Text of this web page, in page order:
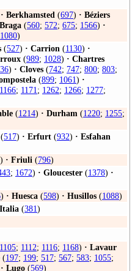
· Berkhamsted (697) · Béziers
Braga (560; 572; 675; 1566) ·
1080)
(527) · Carrion (1130) ·
(989; 1028) · Chartres
) · Cloves (742; 747; 800; 803;
(899; 1061) ·
1166; 1171; 1262; 1266; 1277;
(1214) · Durham (1220; 1255;
(517) · Erfurt (932) · Esfahan
) · Friuli (796)
; 1672) · Gloucester (1378) ·
) · Huesca (598) · Husillos (1088)
Italia (381)
1105; 1112; 1116; 1168) · Lavaur
(197; 199; 517; 567; 583; 1055;
· Lugo (569)